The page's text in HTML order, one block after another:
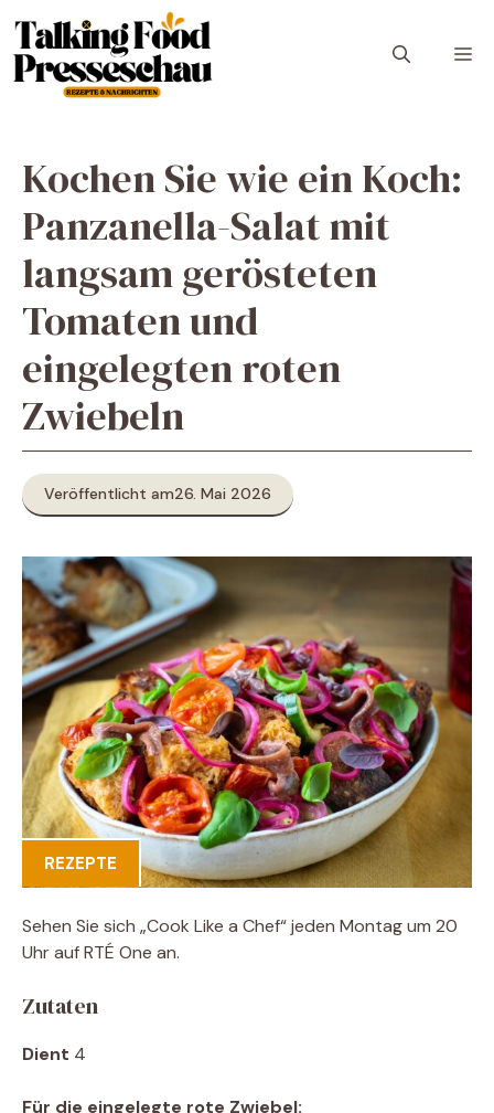
Inhalt
springen
Kochen Sie wie ein Koch:
Panzanella-Salat mit
langsam gerösteten
Tomaten und
eingelegten roten
Zwiebeln
Veröffentlicht am26. Mai 2026
REZEPTE
Sehen Sie sich „Cook Like a Chef“ jeden Montag um 20
Uhr auf RTÉ One an.
Zutaten
Dient 4
Für die eingelegte rote Zwiebel: